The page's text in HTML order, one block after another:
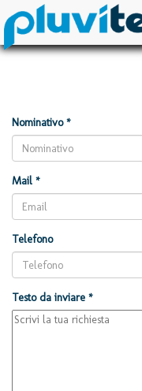
Nominativo *
Mail *
Telefono
Testo da inviare *